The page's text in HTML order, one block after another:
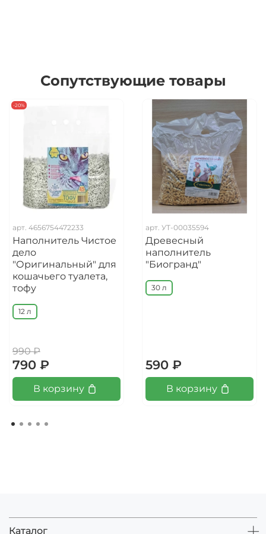
Сопутствующие товары
-20%
арт. 4656754472233
Наполнитель Чистое
дело
"Оригинальный" для
кошачьего туалета,
тофу
12 л
990 ₽
790 ₽
В корзину
арт. УТ-00035594
Древесный
наполнитель
"Биогранд"
30 л
590 ₽
В корзину
Каталог